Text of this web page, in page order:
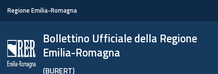
Regione Emilia-Romagna
Bollettino Ufficiale della Regione
Emilia-Romagna
(BURERT)